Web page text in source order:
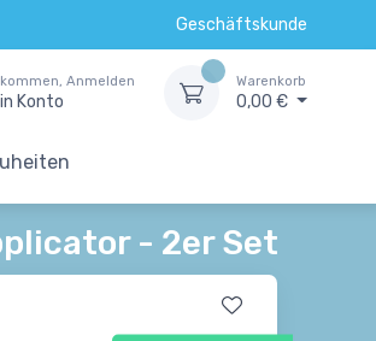
Geschäftskunde
Anmelden
Konto
Warenkorb
0,00 €
- 2er Set